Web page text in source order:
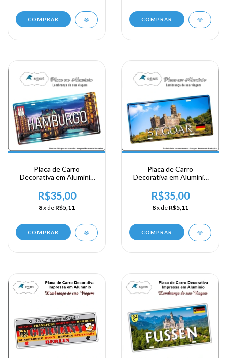
COMPRAR COMPRAR
Placa de Carro
Decorativa em Alumínio
Viagem a Alemanha -
Gernany Hamburgo
R$35,00
8x de R$5,11
COMPRAR
Placa de Carro
Decorativa em Alumínio
Viagem a Alemanha -
Gernany St Goar
R$35,00
8x de R$5,11
COMPRAR